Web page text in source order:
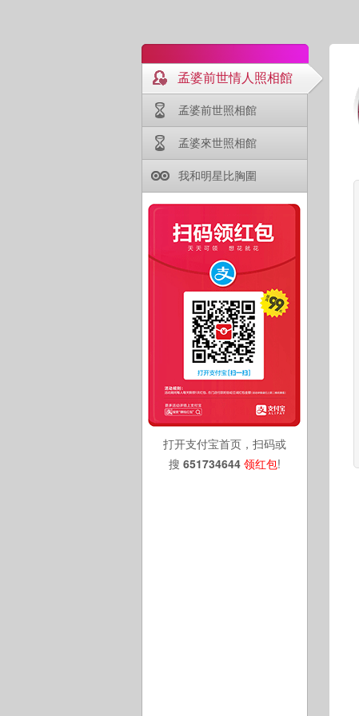
孟婆前世情人照相館
孟婆前世照相館
孟婆來世照相館
我和明星比胸圍
打开支付宝首页，扫码或
搜 651734644 领红包!